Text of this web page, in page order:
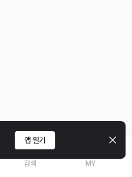
앱 열기
검색 MY